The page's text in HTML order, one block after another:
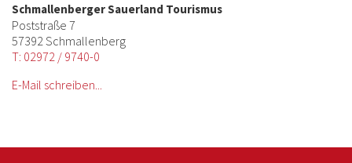
Schmallenberger Sauerland Tourismus
Poststraße 7
57392 Schmallenberg
T: 02972 / 9740-0
E-Mail schreiben...